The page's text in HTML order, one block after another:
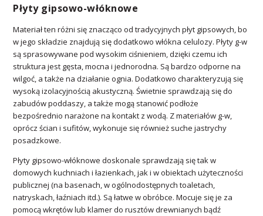
Płyty gipsowo-włóknowe
Materiał ten różni się znacząco od tradycyjnych płyt gipsowych, bo
w jego składzie znajdują się dodatkowo włókna celulozy. Płyty g-w
są sprasowywane pod wysokim ciśnieniem, dzięki czemu ich
struktura jest gęsta, mocna i jednorodna. Są bardzo odporne na
wilgoć, a także na działanie ognia. Dodatkowo charakteryzują się
wysoką izolacyjnością akustyczną. Świetnie sprawdzają się do
zabudów poddaszy, a także mogą stanowić podłoże
bezpośrednio narażone na kontakt z wodą. Z materiałów g-w,
oprócz ścian i sufitów, wykonuje się również suche jastrychy
posadzkowe.
Płyty gipsowo-włóknowe doskonale sprawdzają się tak w
domowych kuchniach i łazienkach, jak i w obiektach użyteczności
publicznej (na basenach, w ogólnodostępnych toaletach,
natryskach, łaźniach itd.). Są łatwe w obróbce. Mocuje się je za
pomocą wkrętów lub klamer do rusztów drewnianych bądź